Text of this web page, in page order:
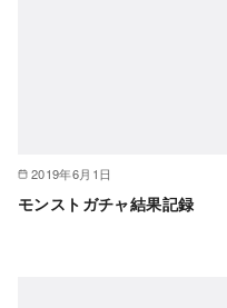
2019年6月1日
モンストガチャ結果記録